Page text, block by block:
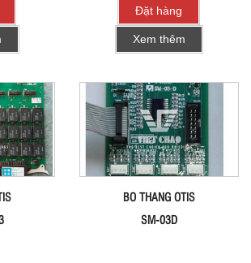
Đặt hàng
Xem thêm
BO THANG OTIS
SM-03D